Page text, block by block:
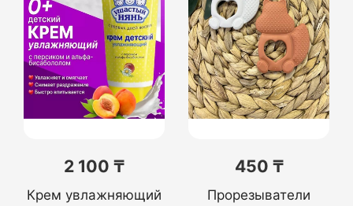
2 100 ₸
Крем увлажняющий
450 ₸
Прорезыватели